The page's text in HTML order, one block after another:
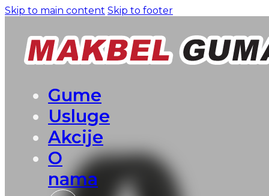
Skip to main content Skip to footer
Gume
Usluge
Akcije
O
nama